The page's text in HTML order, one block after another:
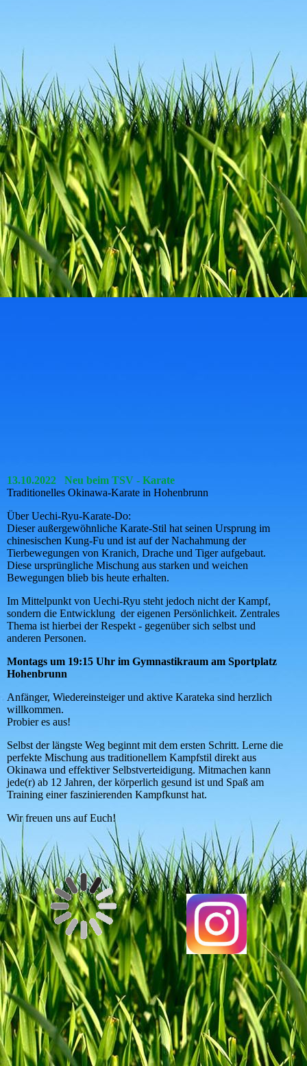
13.10.2022 Neu beim TSV - Karate
Traditionelles Okinawa-Karate in Hohenbrunn
Über Uechi-Ryu-Karate-Do:
Dieser außergewöhnliche Karate-Stil hat seinen Ursprung im
chinesischen Kung-Fu und ist auf der Nachahmung der
Tierbewegungen von Kranich, Drache und Tiger aufgebaut.
Diese ursprüngliche Mischung aus starken und weichen
Bewegungen blieb bis heute erhalten.
Im Mittelpunkt von Uechi-Ryu steht jedoch nicht der Kampf,
sondern die Entwicklung der eigenen Persönlichkeit. Zentrales
Thema ist hierbei der Respekt - gegenüber sich selbst und
anderen Personen.
Montags um 19:15 Uhr im Gymnastikraum am Sportplatz
Hohenbrunn
Anfänger, Wiedereinsteiger und aktive Karateka sind herzlich
willkommen.
Probier es aus!
Selbst der längste Weg beginnt mit dem ersten Schritt. Lerne die
perfekte Mischung aus traditionellem Kampfstil direkt aus
Okinawa und effektiver Selbstverteidigung. Mitmachen kann
jede(r) ab 12 Jahren, der körperlich gesund ist und Spaß am
Training einer faszinierenden Kampfkunst hat.
Wir freuen uns auf Euch!